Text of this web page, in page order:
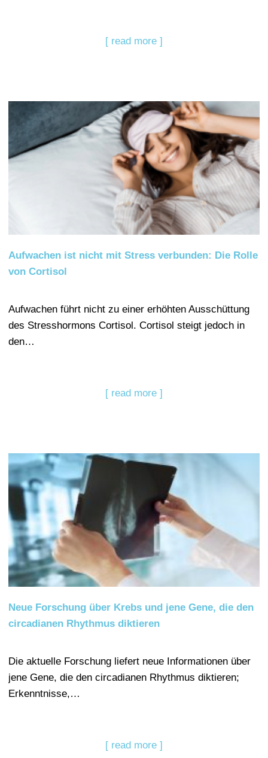
[ read more ]
Aufwachen ist nicht mit Stress verbunden: Die Rolle
von Cortisol
Aufwachen führt nicht zu einer erhöhten Ausschüttung
des Stresshormons Cortisol. Cortisol steigt jedoch in
den…
[ read more ]
Neue Forschung über Krebs und jene Gene, die den
circadianen Rhythmus diktieren
Die aktuelle Forschung liefert neue Informationen über
jene Gene, die den circadianen Rhythmus diktieren;
Erkenntnisse,…
[ read more ]